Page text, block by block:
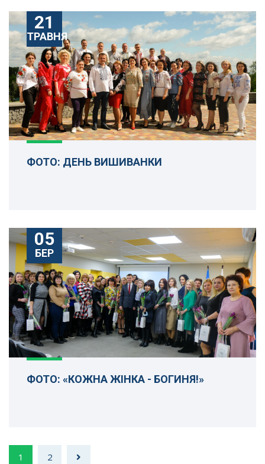
21
ТРАВНЯ
ФОТО: ДЕНЬ ВИШИВАНКИ
05
БЕР
ФОТО: «КОЖНА ЖІНКА - БОГИНЯ!»
1 2